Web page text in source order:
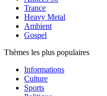
Trance
Heavy Metal
Ambient
Gospel
Thèmes les plus populaires
Informations
Culture
Sports